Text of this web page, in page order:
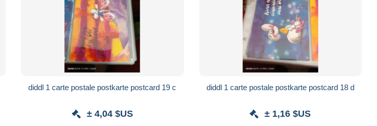
diddl 1 carte postale postkarte postcard 19 c
± 4,04 $US
diddl 1 carte postale postkarte postcard 18 d
± 1,16 $US